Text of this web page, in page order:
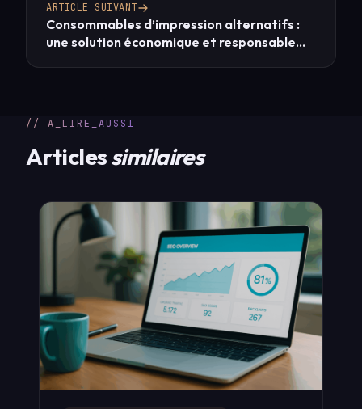
ARTICLE SUIVANT
Consommables d’impression alternatifs :
une solution économique et responsable
// A_LIRE_AUSSI
Articlessimilaires